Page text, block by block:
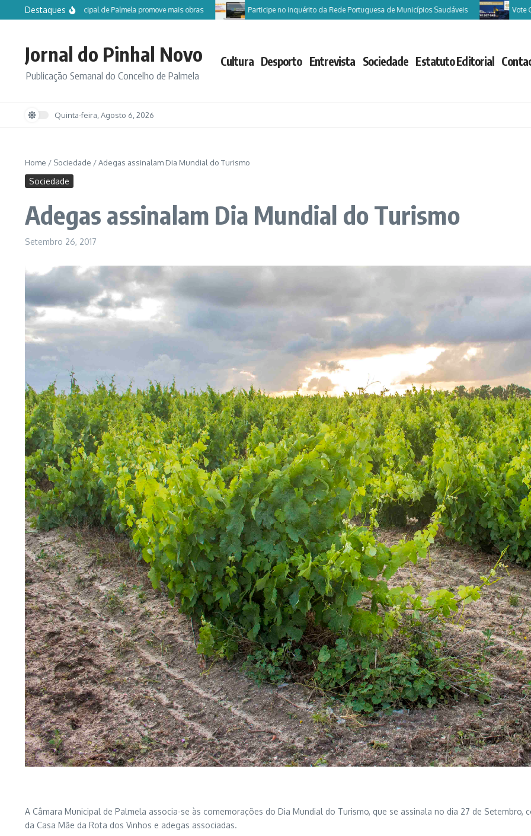
Ir para o conteúdo
Destaques
Câmara Municipal de Palmela promove mais obras Participe no inquérito da Rede Portuguesa de Municípios Saudáveis Vote Castelo
Jornal do Pinhal Novo
Publicação Semanal do Concelho de Palmela
Cultura Desporto Entrevista Sociedade Estatuto Editorial
Quinta-feira, Agosto 6, 2026
Home / Sociedade /Adegas assinalam Dia Mundial do Turismo
Sociedade
Adegas assinalam Dia Mundial do Turismo
Setembro 26, 2017
A Câmara Municipal de Palmela associa-se às comemorações do Dia Mundial do Turismo, que se assinala no dia 27 de
da Casa Mãe da Rota dos Vinhos e adegas associadas.